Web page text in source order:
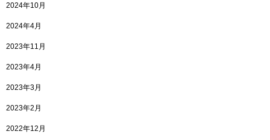
2024年10月
2024年4月
2023年11月
2023年4月
2023年3月
2023年2月
2022年12月